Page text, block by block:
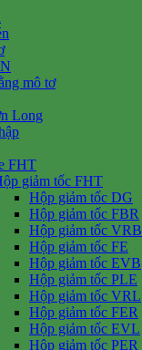
mô tơ
Long
FHT
giảm tốc FHT
Hộp giảm tốc DG
Hộp giảm tốc FBR
Hộp giảm tốc VRB
Hộp giảm tốc FE
Hộp giảm tốc EVB
Hộp giảm tốc PLE
Hộp giảm tốc VRL
Hộp giảm tốc FER
Hộp giảm tốc EVL
Hộp giảm tốc PER